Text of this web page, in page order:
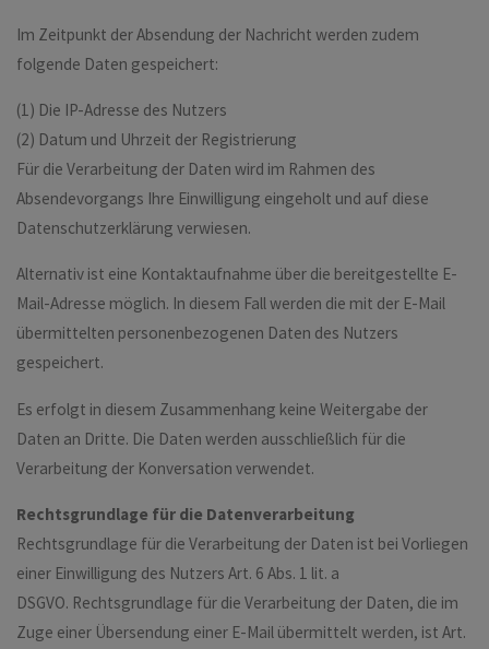
Im Zeitpunkt der Absendung der Nachricht werden zudem
folgende Daten gespeichert:
(1) Die IP-Adresse des Nutzers
(2) Datum und Uhrzeit der Registrierung
Für die Verarbeitung der Daten wird im Rahmen des
Absendevorgangs Ihre Einwilligung eingeholt und auf diese
Datenschutzerklärung verwiesen.
Alternativ ist eine Kontaktaufnahme über die bereitgestellte E-
Mail-Adresse möglich. In diesem Fall werden die mit der E-Mail
übermittelten personenbezogenen Daten des Nutzers
gespeichert.
Es erfolgt in diesem Zusammenhang keine Weitergabe der
Daten an Dritte. Die Daten werden ausschließlich für die
Verarbeitung der Konversation verwendet.
Rechtsgrundlage für die Datenverarbeitung
Rechtsgrundlage für die Verarbeitung der Daten ist bei Vorliegen
einer Einwilligung des Nutzers Art. 6 Abs. 1 lit. a
DSGVO. Rechtsgrundlage für die Verarbeitung der Daten, die im
Zuge einer Übersendung einer E-Mail übermittelt werden, ist Art.